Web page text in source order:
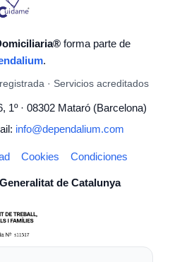
forma parte de
.
· Servicios acreditados
1º · 08302 Mataró (Barcelona)
info@dependalium.com
Cookies Condiciones
de Catalunya